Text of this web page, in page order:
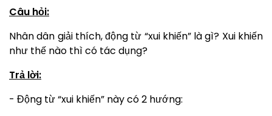
Câu hỏi:
Nhân dân giải thích, động từ “xui khiến” là gì? Xui khiến
như thế nào thì có tác dụng?
Trả lời:
- Động từ “xui khiến” này có 2 hướng: